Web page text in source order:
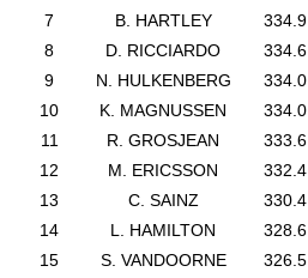
7 B. HARTLEY
334.9
8
D. RICCIARDO
334.6
9
N. HULKENBERG
334.0
10
K. MAGNUSSEN
334.0
11
R. GROSJEAN
333.6
12
M. ERICSSON
332.4
13
C. SAINZ
330.4
14
L. HAMILTON
328.6
15
S. VANDOORNE
326.5